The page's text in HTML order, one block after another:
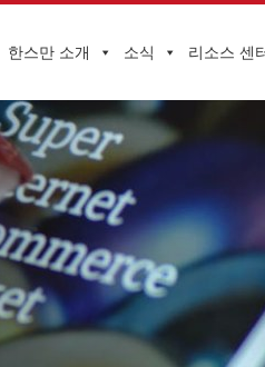
한스만 소개 소식 리소스 센